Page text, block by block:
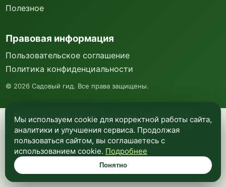
Мы используем куки и Яндекс Метрику для
анализа посещаемости и улучшения работы
сайта. Подробнее —в политике
конфиденциальности.
Понятно
Полезное
Правовая информация
Пользовательское соглашение
Политика конфиденциальности
© 2026 Садовый гид. Все права защищены.
Мы используем cookie для корректной работы сайта,
аналитики и улучшения сервиса. Продолжая
пользоваться сайтом, вы соглашаетесь с
использованием cookie. Подробнее
Понятно